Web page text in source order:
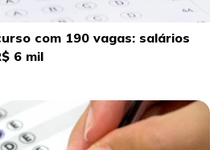
com 190 vagas: salários
6 mil